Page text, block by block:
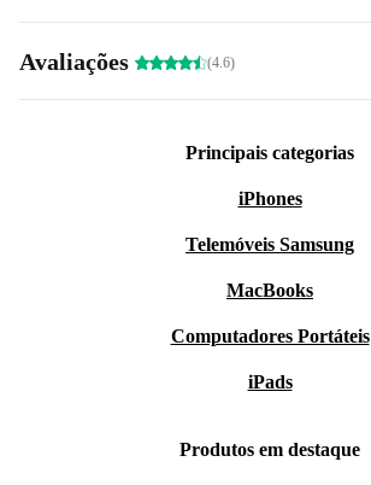
Avaliações (4.6)
Principais categorias
iPhones
Telemóveis Samsung
MacBooks
Computadores Portáteis
iPads
Produtos em destaque